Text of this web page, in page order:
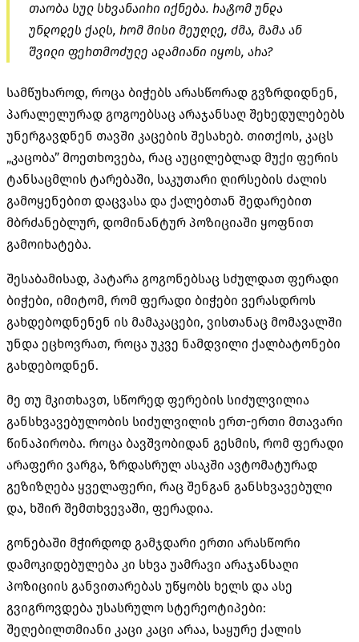
თაობა სულ სხვანაირი იქნება. რატომ უნდა
უნდოდეს ქალს, რომ მისი მეუღლე, ძმა, მამა ან
შვილი ფერთმოძულე ადამიანი იყოს, არა?
სამწუხაროდ, როცა ბიჭებს არასწორად გვზრდიდნენ,
პარალელურად გოგოებსაც არაჯანსაღ შეხედულებებს
უნერგავდნენ თავში კაცების შესახებ. თითქოს, კაცს
„კაცობა” მოეთხოვება, რაც აუცილებლად მუქი ფერის
ტანსაცმლის ტარებაში, საკუთარი ღირსების ძალის
გამოყენებით დაცვასა და ქალებთან შედარებით
მბრძანებლურ, დომინანტურ პოზიციაში ყოფნით
გამოიხატება.
შესაბამისად, პატარა გოგონებსაც სძულდათ ფერადი
ბიჭები, იმიტომ, რომ ფერადი ბიჭები ვერასდროს
გახდებოდნენენ ის მამაკაცები, ვისთანაც მომავალში
უნდა ეცხოვრათ, როცა უკვე ნამდვილი ქალბატონები
გახდებოდნენ.
მე თუ მკითხავთ, სწორედ ფერების სიძულვილია
განსხვავებულობის სიძულვილის ერთ-ერთი მთავარი
წინაპირობა. როცა ბავშვობიდან გესმის, რომ ფერადი
არაფერი ვარგა, ზრდასრულ ასაკში ავტომატურად
გეზიზღება ყველაფერი, რაც შენგან განსხვავებული
და, ხშირ შემთხვევაში, ფერადია.
გონებაში მჭირდოდ გამჯდარი ერთი არასწორი
დამოკიდებულება კი სხვა უამრავი არაჯანსაღი
პოზიციის განვითარებას უწყობს ხელს და ასე
გვიგროვდება უსასრულო სტერეოტიპები:
შეღებილთმიანი კაცი კაცი არაა, საყურე ქალის